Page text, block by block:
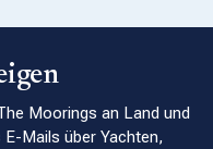
Moorings an Land und
Mails über Yachten,